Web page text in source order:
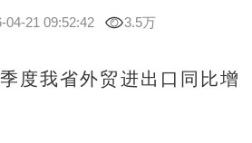
04-21 09:52:42 3.5万
我省外贸进出口同比增